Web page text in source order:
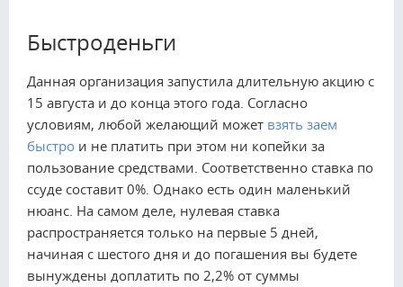
Быстроденьги
Данная организация запустила длительную акцию с
15 августа и до конца этого года. Согласно
условиям, любой желающий может взять заем
быстро и не платить при этом ни копейки за
пользование средствами. Соответственно ставка по
ссуде составит 0%. Однако есть один маленький
нюанс. На самом деле, нулевая ставка
распространяется только на первые 5 дней,
начиная с шестого дня и до погашения вы будете
вынуждены доплатить по 2,2% от суммы